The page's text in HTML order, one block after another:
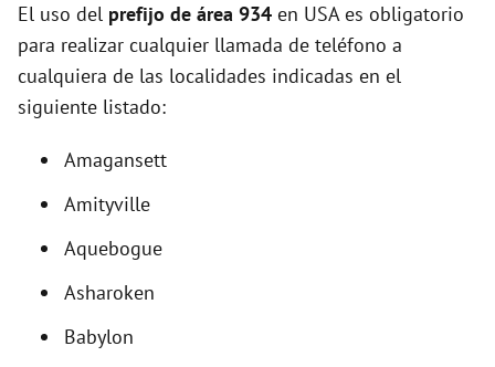
V
El uso del prefijo de área 934 en USA es obligatorio
para realizar cualquier llamada de teléfono a
cualquiera de las localidades indicadas en el
siguiente listado:
Amagansett
Amityville
Aquebogue
Asharoken
Babylon